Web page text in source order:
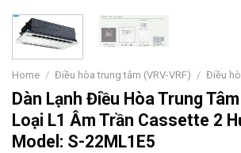
Home / Điều hòa trung tâm (VRV-VRF) / Điều
Dàn Lạnh Điều Hòa Trung
Loại L1 Âm Trần Cassette 2
Model: S-22ML1E5